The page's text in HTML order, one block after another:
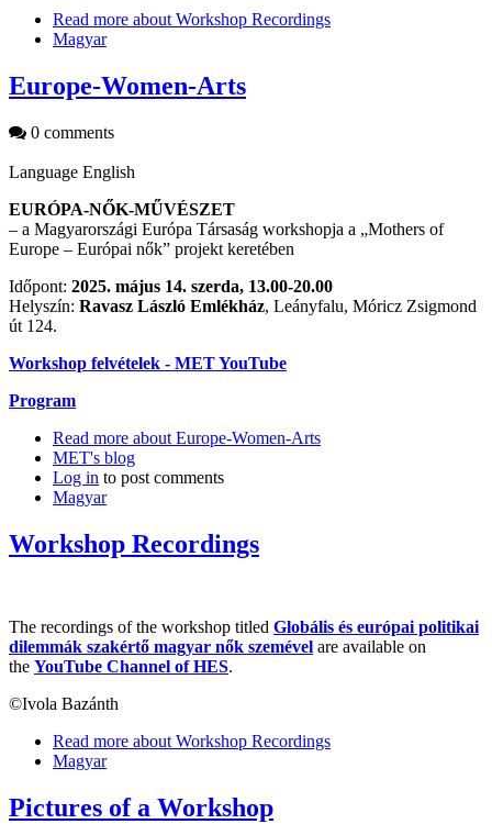
Read more about Workshop Recordings
Magyar
Europe-Women-Arts
0 comments
Language English
EURÓPA-NŐK-MŰVÉSZET
– a Magyarországi Európa Társaság workshopja a „Mothers of
Europe – Európai nők” projekt keretében
Időpont: 2025. május 14. szerda, 13.00-20.00
Helyszín: Ravasz László Emlékház, Leányfalu, Móricz Zsigmond
út 124.
Workshop felvételek - MET YouTube
Program
Read more about Europe-Women-Arts
MET's blog
Log in to post comments
Magyar
Workshop Recordings
The recordings of the workshop titled Globális és európai politikai
dilemmák szakértő magyar nők szemével​ are available on
the YouTube Channel of HES.
©Ivola Bazánth
Read more about Workshop Recordings
Magyar
Pictures of a Workshop